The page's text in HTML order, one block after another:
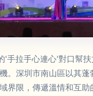
手拉手心連心'對口幫
。深圳市南山區以其
界限，傳遞溫情和互